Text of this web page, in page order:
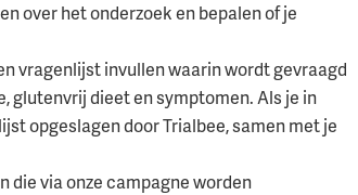
over het onderzoek en bepalen of je
vragenlijst invullen waarin wordt gevraagd
glutenvrij dieet en symptomen. Als je in
opgeslagen door Trialbee, samen met je
die via onze campagne worden